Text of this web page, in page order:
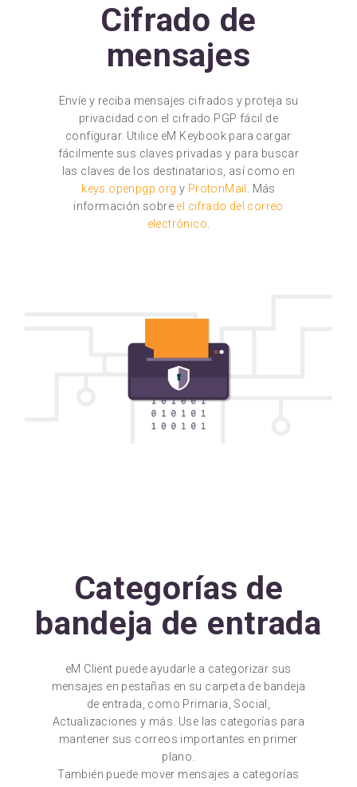
Cifrado de
mensajes
Envíe y reciba mensajes cifrados y proteja su
privacidad con el cifrado PGP fácil de
configurar. Utilice eM Keybook para cargar
fácilmente sus claves privadas y para buscar
las claves de los destinatarios, así como en
keys.openpgp.org y ProtonMail
. Más
información sobre el cifrado del correo
electrónico
Categorías de
bandeja de entrada
eM Client puede ayudarle a categorizar sus
mensajes en pestañas en su carpeta de bandeja
de entrada, como Primaria, Social,
Actualizaciones y más. Use las categorías para
mantener sus correos importantes en primer
plano.
También puede mover mensajes a categorías